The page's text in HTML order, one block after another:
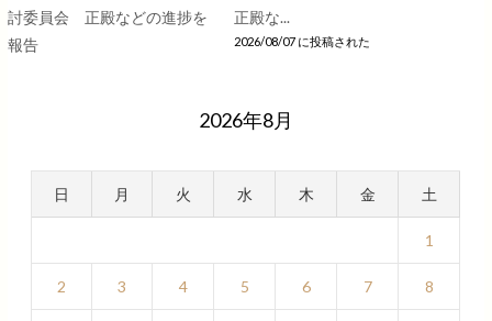
正殿な...
2026/08/07 に投稿された
2026年8月
日 月 火 水 木 金 土
1
2 3 4 5 6 7 8